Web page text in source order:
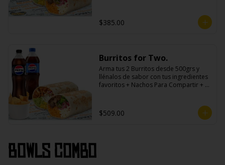
$385.00
Burritos for Two.
Arma tus 2 Burritos desde 500grs y
llénalos de sabor con tus ingredientes
favoritos + Nachos Para Compartir + 2
$509.00
Bowls Combo